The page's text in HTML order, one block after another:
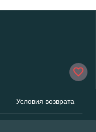
Условия возврата